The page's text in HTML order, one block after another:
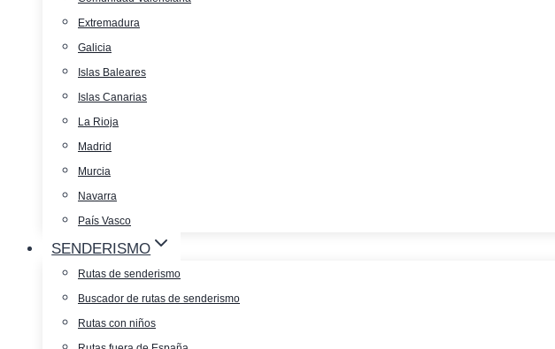
Extremadura
Galicia
Islas Baleares
Islas Canarias
La Rioja
Madrid
Murcia
Navarra
País Vasco
SENDERISMO
Rutas de senderismo
Buscador de rutas de senderismo
Rutas con niños